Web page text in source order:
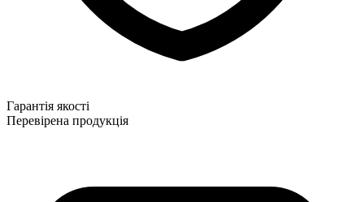
Гарантія якості
Перевірена продукція